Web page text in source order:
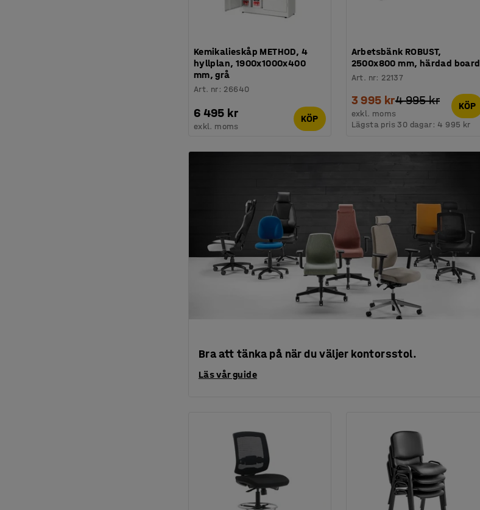
Kemikalieskåp METHOD, 4
hyllplan, 1900x1000x400
mm, grå
Art. nr: 26640
6 495 kr
exkl. moms
KÖP
Arbetsbänk ROBUST,
2500x800 mm, härdad board
Art. nr: 22137
3 995 kr4 995 kr
exkl. moms
KÖP
Lägsta pris 30 dagar: 4 995 kr
Bra att tänka på när du väljer kontorsstol.
Läs vår guide